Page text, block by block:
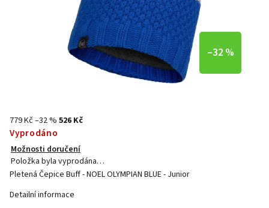
–32 %
779 Kč–32 % 526 Kč
Vyprodáno
Možnosti doručení
Položka byla vyprodána…
Pletená Čepice Buff - NOEL OLYMPIAN BLUE - Junior
Detailní informace